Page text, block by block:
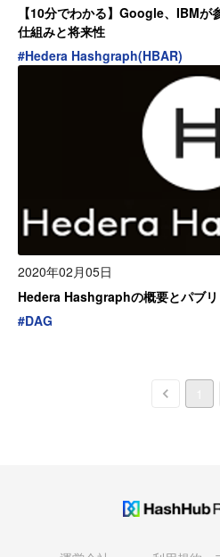
【10分でわかる】Google、IBMが
仕組みと将来性
#Hedera Hashgraph(HBAR)
2020年02月05日
Hedera Hashgraphの概要とパブリ
#DAG